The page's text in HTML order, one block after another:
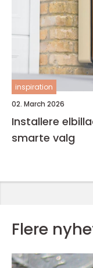
inspiration
02. March 2026
Installere
smarte valg
Flere